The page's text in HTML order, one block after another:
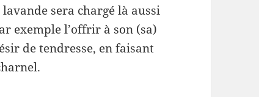
sera chargé là aussi
exemple l’offrir à son (sa)
de tendresse, en faisant